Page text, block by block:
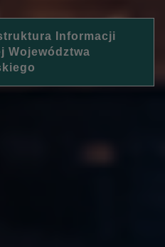
Informacji
Województwa